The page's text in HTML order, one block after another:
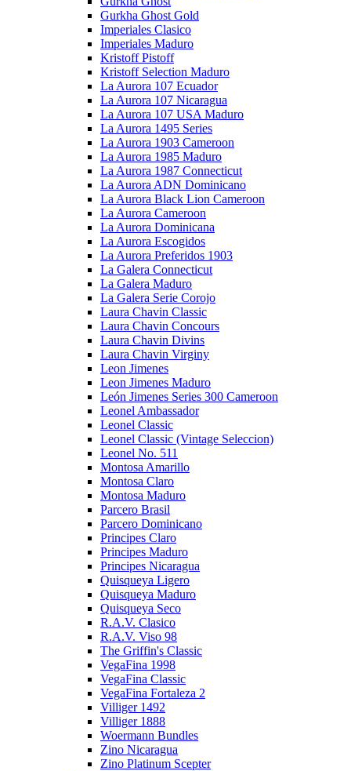
Gurkha Ghost Gold
Imperiales Clasico
Imperiales Maduro
Kristoff Pistoff
Kristoff Selection Maduro
La Aurora 107 Ecuador
La Aurora 107 Nicaragua
La Aurora 107 USA Maduro
La Aurora 1495 Series
La Aurora 1903 Cameroon
La Aurora 1985 Maduro
La Aurora 1987 Connecticut
La Aurora ADN Dominicano
La Aurora Black Lion Cameroon
La Aurora Cameroon
La Aurora Dominicana
La Aurora Escogidos
La Aurora Preferidos 1903
La Galera Connecticut
La Galera Maduro
La Galera Serie Corojo
Laura Chavin Classic
Laura Chavin Concours
Laura Chavin Divins
Laura Chavin Virginy
Leon Jimenes
Leon Jimenes Maduro
León Jimenes Series 300 Cameroon
Leonel Ambassador
Leonel Classic
Leonel Classic (Vintage Seleccion)
Leonel No. 511
Montosa Amarillo
Montosa Claro
Montosa Maduro
Parcero Brasil
Parcero Dominicano
Principes Claro
Principes Maduro
Principes Nicaragua
Quisqueya Ligero
Quisqueya Maduro
Quisqueya Seco
R.A.V. Clasico
R.A.V. Viso 98
The Griffin's Classic
VegaFina 1998
VegaFina Classic
VegaFina Fortaleza 2
Villiger 1492
Villiger 1888
Woermann Bundles
Zino Nicaragua
Zino Platinum Scepter